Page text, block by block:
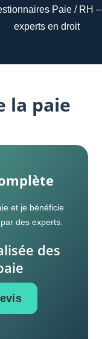
Paie / RH –
experts en droit
la paie
et je bénéficie
des experts.
des